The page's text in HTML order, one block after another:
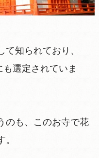
知られており、
も選定されていま
のも、このお寺で花